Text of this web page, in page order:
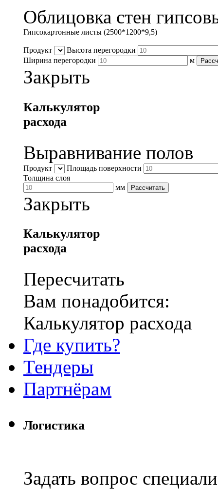
Облицовка стен
Гипсокартонные листы (2500*1200*9,5)
Продукт
Высота перегородки
Ширина перегородки
м
Закрыть
Калькулятор
расхода
Выравнивание полов
Продукт
Площадь поверхности
Толщина слоя
мм
Рассчитать
Закрыть
Калькулятор
расхода
Пересчитать
Вам понадобится:
Калькулятор расхода
Где купить?
Тендеры
Партнёрам
Логистика
Задать вопрос